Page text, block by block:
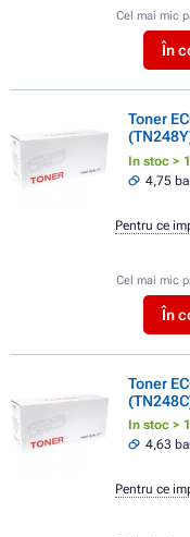
Cel mai mic
În
Toner
In stoc >
4,75
Cel mai mic
În
Pentru ce
Toner
In stoc >
4,63
Pentru ce